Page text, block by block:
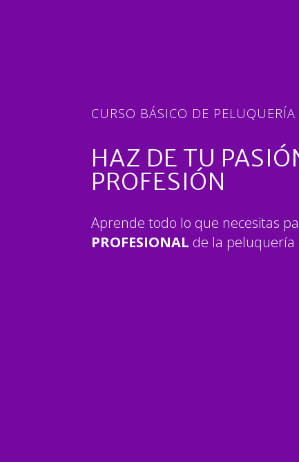
CURSO BÁSICO DE
HAZ DE TU
PROFESIÓN
Aprende todo lo que necesitas
PROFESIONAL de la peluquería